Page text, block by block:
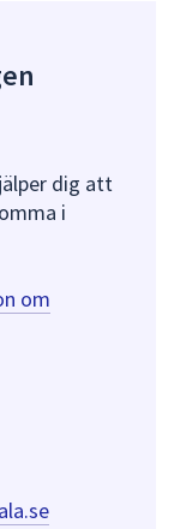
dig att
i
om